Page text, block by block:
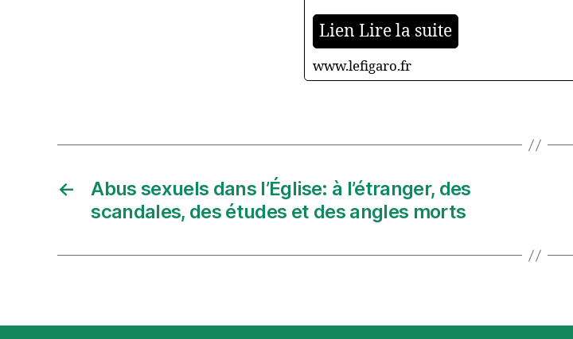
Lien Lire la suite
www.lefigaro.fr
←
Abus sexuels dans l’Église: à l’étranger, des
scandales, des études et des angles morts